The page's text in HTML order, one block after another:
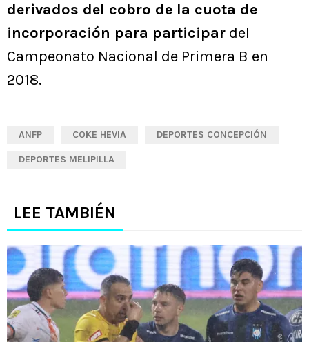
derivados del cobro de la cuota de
incorporación para participar del
Campeonato Nacional de Primera B en
2018.
ANFP COKE HEVIA DEPORTES CONCEPCIÓN
DEPORTES MELIPILLA
LEE TAMBIÉN